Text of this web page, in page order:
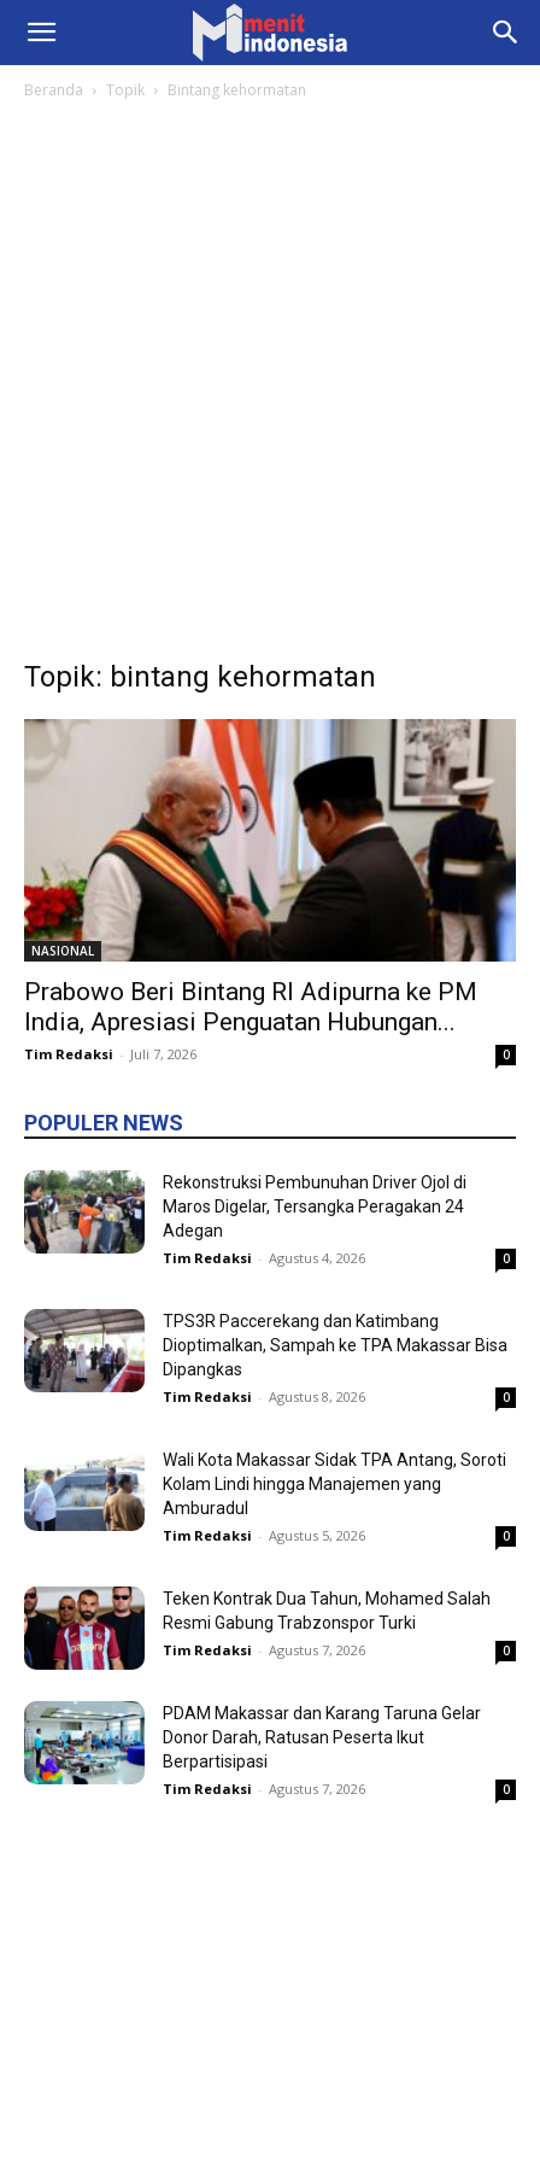
Beranda Topik Bintang kehormatan
Topik: bintang kehormatan
NASIONAL
Prabowo Beri Bintang RI Adipurna ke PM
India, Apresiasi Penguatan Hubungan...
Tim Redaksi - Juli 7, 2026 0
POPULER NEWS
Rekonstruksi Pembunuhan Driver Ojol di
Maros Digelar, Tersangka Peragakan 24
Adegan
Tim Redaksi - Agustus 4, 2026 0
TPS3R Paccerekang dan Katimbang
Dioptimalkan, Sampah ke TPA Makassar Bisa
Dipangkas
Tim Redaksi - Agustus 8, 2026 0
Wali Kota Makassar Sidak TPA Antang, Soroti
Kolam Lindi hingga Manajemen yang
Amburadul
Tim Redaksi - Agustus 5, 2026 0
Teken Kontrak Dua Tahun, Mohamed Salah
Resmi Gabung Trabzonspor Turki
Tim Redaksi - Agustus 7, 2026 0
PDAM Makassar dan Karang Taruna Gelar
Donor Darah, Ratusan Peserta Ikut
Berpartisipasi
Tim Redaksi - Agustus 7, 2026 0